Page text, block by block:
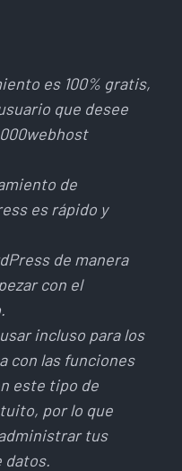
es 100% gratis,
que desee
000webhost
de
es rápido y
de manera
con el
incluso para los
con las funciones
este tipo de
por lo que
tus
datos.